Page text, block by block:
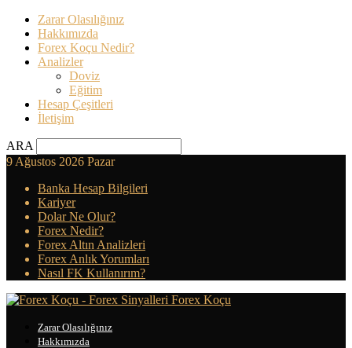
Zarar Olasılığınız
Hakkımızda
Forex Koçu Nedir?
Analizler
Doviz
Eğitim
Hesap Çeşitleri
İletişim
ARA
9 Ağustos 2026 Pazar
Banka Hesap Bilgileri
Kariyer
Dolar Ne Olur?
Forex Nedir?
Forex Altın Analizleri
Forex Anlık Yorumları
Nasıl FK Kullanırım?
Forex Koçu
Zarar Olasılığınız
Hakkımızda